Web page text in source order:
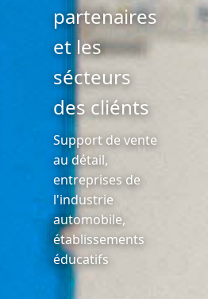
partenaires
et les
sécteurs
des cliénts
Support de vente
au détail,
entreprises de
l'industrie
automobile,
établissements
éducatifs